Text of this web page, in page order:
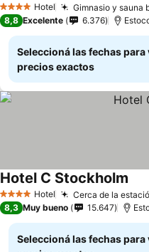
4 EstrellasHotel Gimnasio y sauna
8,8 Excelente 6.376
Seleccioná las fechas para
precios exactos
4 EstrellasHotel Cerca de la
Hotel C Stockholm
8,3 Muy bueno 15.647
Seleccioná las fechas para